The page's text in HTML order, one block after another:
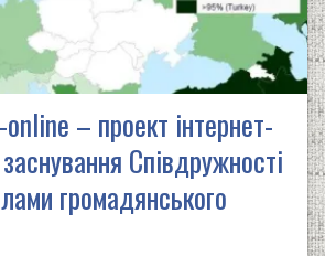
– проект інтернет-
Співдружності
громадянського